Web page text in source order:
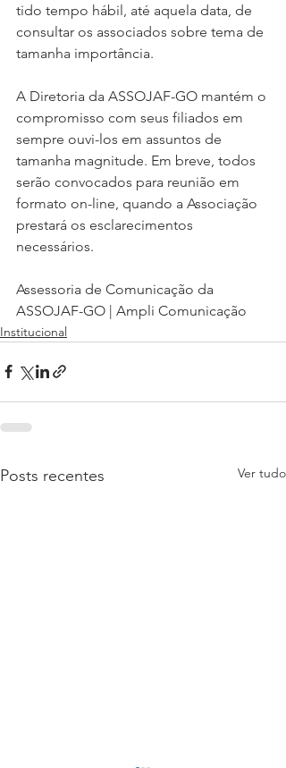
tido tempo hábil, até aquela data, de
consultar os associados sobre tema de
tamanha importância.
A Diretoria da ASSOJAF-GO mantém o
compromisso com seus filiados em
sempre ouvi-los em assuntos de
tamanha magnitude. Em breve, todos
serão convocados para reunião em
formato on-line, quando a Associação
prestará os esclarecimentos
necessários.
Assessoria de Comunicação da
ASSOJAF-GO | Ampli Comunicação
Institucional
Posts recentes Ver tudo